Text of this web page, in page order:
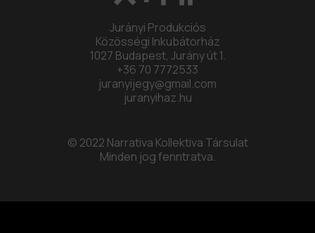
Contact
Jurányi Produkciós
Közösségi Inkubátorház
1027 Budapest, Jurány út 1.
+36 70 7772533
juranyijegy@gmail.com
juranyihaz.hu
© 2022 Narrativa Kollektiva Társulat
Minden jog fenntratva.